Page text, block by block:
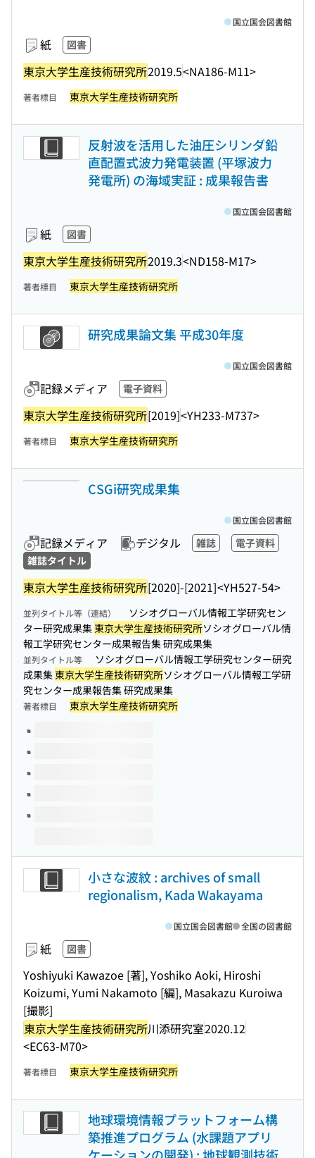
紙 図書
東京大学生産技術研究所2019.5<NA186-M11>
国立国会図書館
著者標目 東京大学生産技術研究所
反射波を活用した油圧シリンダ鉛
直配置式波力発電装置 (平塚波力
発電所) の海域実証 : 成果報告書
紙 図書
東京大学生産技術研究所2019.3<ND158-M17>
国立国会図書館
著者標目 東京大学生産技術研究所
研究成果論文集 平成30年度
記録メディア 電子資料
東京大学生産技術研究所[2019]<YH233-M737>
国立国会図書館
著者標目 東京大学生産技術研究所
CSGi研究成果集
記録メディア デジタル 雑誌
電子資料
雑誌タイトル
東京大学生産技術研究所[2020]-[2021]<YH527-54>
国立国会図書館
並列タイトル等（連結）
ソシオグローバル情報工学研究セン
ター研究成果集 東京大学生産技術研究所ソシオグローバル情
報工学研究センター成果報告集 研究成果集
並列タイトル等
ソシオグローバル情報工学研究センター研究
成果集 東京大学生産技術研究所ソシオグローバル情報工学研
究センター成果報告集 研究成果集
著者標目 東京大学生産技術研究所
このタイトルの巻号
小さな波紋 : archives of small
regionalism, Kada Wakayama
紙 図書
Yoshiyuki Kawazoe [著], Yoshiko Aoki, Hiroshi
Koizumi, Yumi Nakamoto [編], Masakazu Kuroiwa
[撮影]
東京大学生産技術研究所川添研究室2020.12
<EC63-M70>
国立国会図書館 全国の図書館
著者標目 東京大学生産技術研究所
地球環境情報プラットフォーム構
築推進プログラム (水課題アプリ